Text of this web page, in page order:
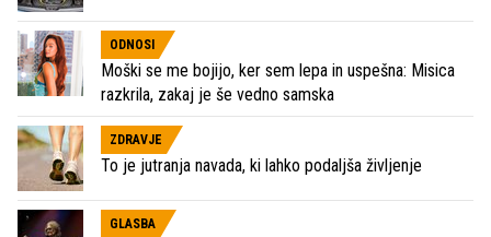
ODNOSI
Moški se me bojijo, ker sem lepa in uspešna: Misica
razkrila, zakaj je še vedno samska
ZDRAVJE
To je jutranja navada, ki lahko podaljša življenje
GLASBA